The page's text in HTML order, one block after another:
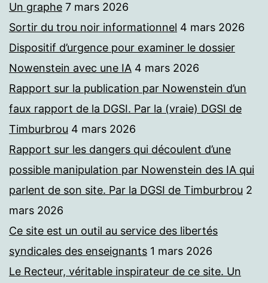
Un graphe 7 mars 2026
Sortir du trou noir informationnel 4 mars 2026
Dispositif d’urgence pour examiner le dossier
Nowenstein avec une IA 4 mars 2026
Rapport sur la publication par Nowenstein d’un
faux rapport de la DGSI. Par la (vraie) DGSI de
Timburbrou 4 mars 2026
Rapport sur les dangers qui découlent d’une
possible manipulation par Nowenstein des IA qui
parlent de son site. Par la DGSI de Timburbrou 2
mars 2026
Ce site est un outil au service des libertés
syndicales des enseignants 1 mars 2026
Le Recteur, véritable inspirateur de ce site. Un